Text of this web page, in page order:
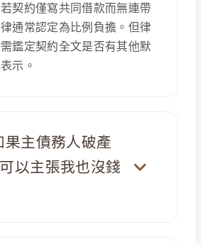
契約僅寫共同借款而無連帶
通常認定為比例負擔。但律
鑑定契約全文是否有其他默
示。
果主債務人破產
以主張我也沒錢